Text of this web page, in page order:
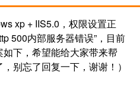
xp + IIS5.0，权限设置正
500内部服务器错误”，目前
下，希望能给大家带来帮
别忘了回复一下，谢谢！）